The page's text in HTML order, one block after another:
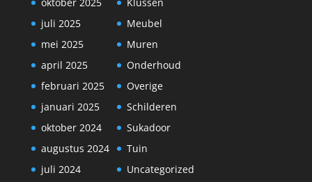
juli 2025
mei 2025
april 2025
februari 2025
januari 2025
oktober 2024
augustus 2024
juli 2024
Meubel
Muren
Onderhoud
Overige
Schilderen
Sukadoor
Tuin
Uncategorized